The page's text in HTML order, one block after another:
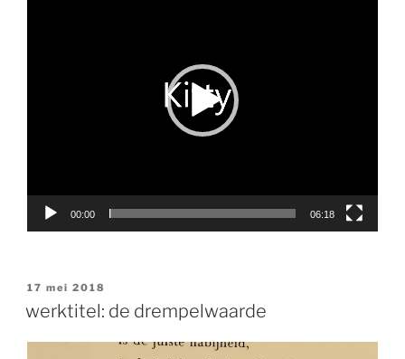
00:00 06:18
geplaatst
17 mei 2018
werktitel: de drempelwaarde